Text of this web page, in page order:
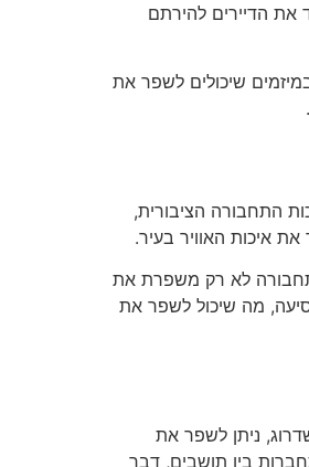
את הדיירים להירתם
שיכולים לשפר את
התחבורה הציבורית,
איכות האוויר בעיר.
תחבורה לא רק משפרת את
מה שיכול לשפר את
ניתן לשפר את
בין תושבים, דבר